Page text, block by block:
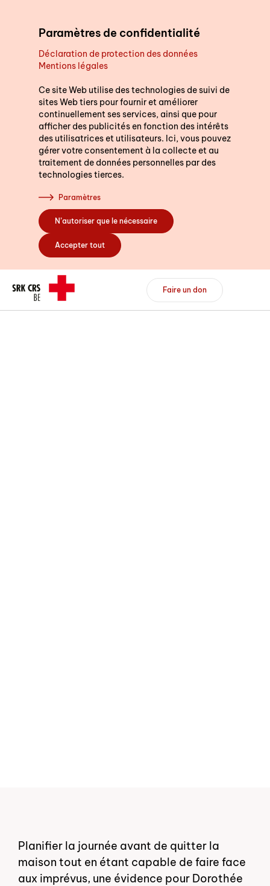
Paramètres de confidentialité
Déclaration de protection des données
Mentions légales
Ce site Web utilise des technologies de suivi de
sites Web tiers pour fournir et améliorer
continuellement ses services, ainsi que pour
afficher des publicités en fonction des intérêts
des utilisatrices et utilisateurs. Ici, vous pouvez
gérer votre consentement à la collecte et au
traitement de données personnelles par des
technologies tierces.
Paramètres
N’autoriser que le nécessaire
Accepter tout
Header/Navigation
Faire un don
Soutien au quotidien
Cours
S’engager
A propos de nous
Planifier la journée avant de quitter la
maison tout en étant capable de faire face
aux imprévus, une évidence pour Dorothée